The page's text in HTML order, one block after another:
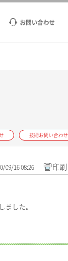
お問い合わせ
技術お問い合わせ
09/16 08:26 印刷
ました。